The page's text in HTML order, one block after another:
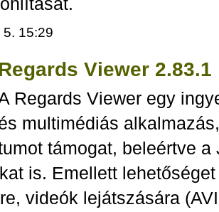
15:29
Viewer 2.83.1
Regards Viewer egy
multimédiás
támogat, beleértve a
is. Emellett
videók lejátszására